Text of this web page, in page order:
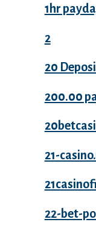
1hr
2
20
200.00
21-
22-bet-